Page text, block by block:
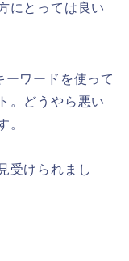
にとっては良い
ワードを使って
。どうやら悪い
。
受けられまし